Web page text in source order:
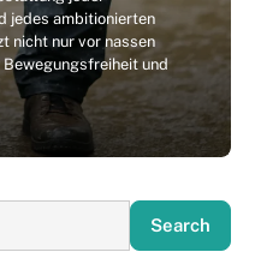
jedes ambitionierten
nicht nur vor nassen
und
Search